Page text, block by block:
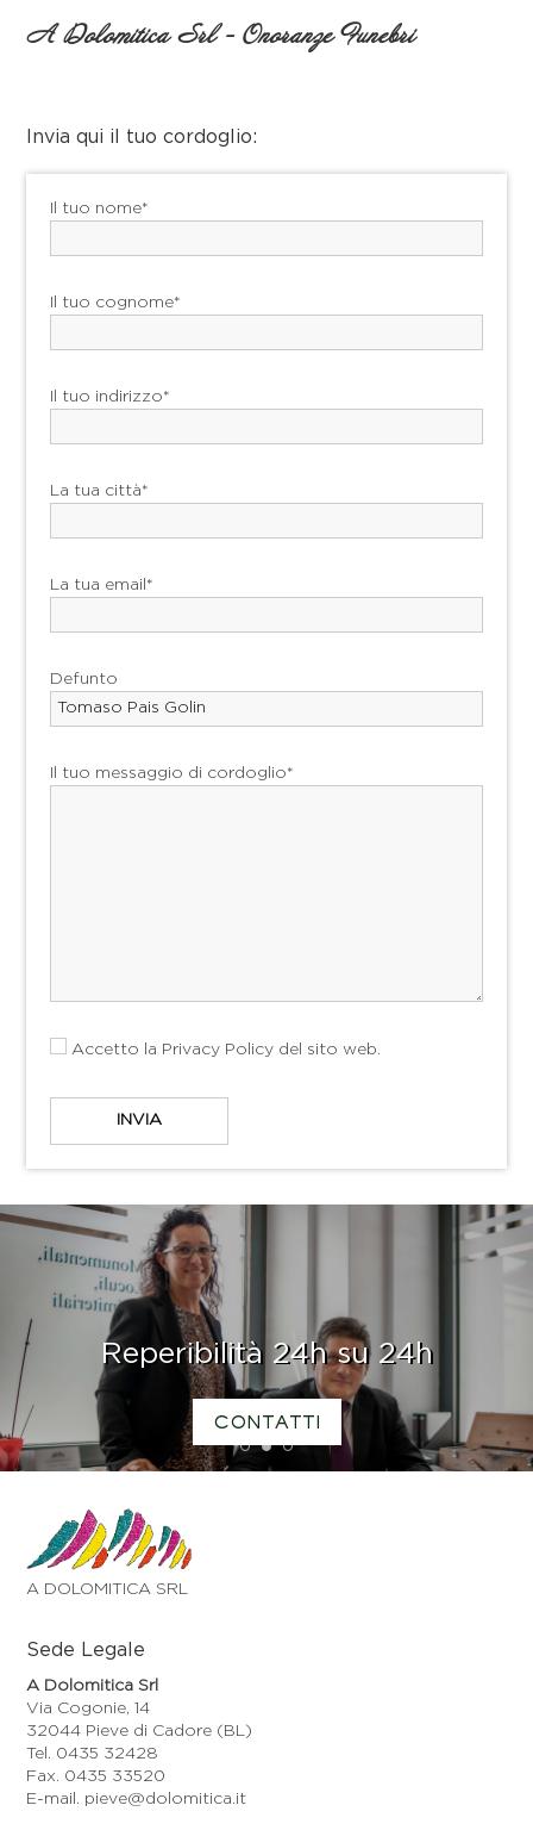
A Dolomitica Srl - Onoranze Funebri
Invia qui il tuo cordoglio:
Il tuo nome*
Il tuo cognome*
Il tuo indirizzo*
La tua città*
La tua email*
Defunto
Il tuo messaggio di cordoglio*
Accetto la Privacy Policy del sito web.
1 2 3
Reperibilità 24h su 24h
CONTATTI
A DOLOMITICA SRL
Sede Legale
A Dolomitica Srl
Via Cogonie, 14
32044 Pieve di Cadore (BL)
Tel. 0435 32428
Fax. 0435 33520
E-mail. pieve@dolomitica.it